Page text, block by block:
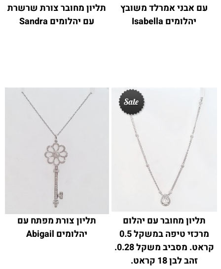
עם אבני אמרלד משובץ
יהלומים Isabella
תליון מחובר צורת שרשרת
עם יהלומים Sandra
תליון מחובר עם יהלום
מרכזי טיפה במשקל 0.5
קראט. מסביב משקל 0.28.
זהב לבן 18 קראט.
תליון צורת מפתח עם
יהלומים Abigail